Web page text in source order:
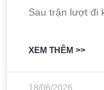
Sau trận lượt đi
XEM THÊM >>
18/06/2026